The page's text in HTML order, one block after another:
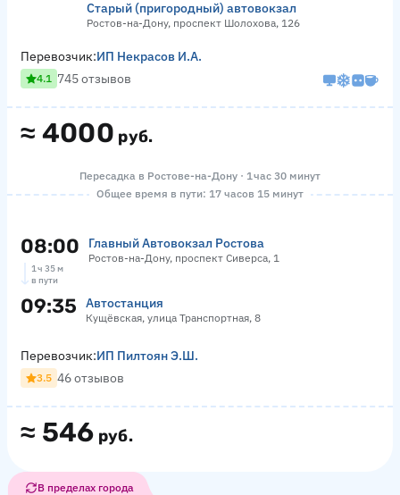
Старый (пригородный) автовокзал
Ростов-на-Дону, проспект Шолохова, 126
≈ 4000 руб.
Перевозчик:ИП Некрасов И.А.
4.1 745 отзывов
Пересадка в Ростове-на-Дону · 1 час 30 минут
Общее время в пути: 17 часов 15 минут
08:00 Главный Автовокзал Ростова
Ростов-на-Дону, проспект Сиверса, 1
1 ч 35 м
в пути
09:35 Автостанция
Кущёвская, улица Транспортная, 8
≈ 546 руб.
Перевозчик:ИП Пилтоян Э.Ш.
3.5 46 отзывов
В пределах города